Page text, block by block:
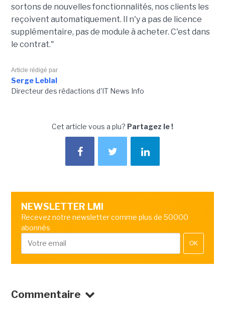
sortons de nouvelles fonctionnalités, nos clients les
reçoivent automatiquement. Il n'y a pas de licence
supplémentaire, pas de module à acheter. C'est dans
le contrat."
Article rédigé par
Serge Leblal
Directeur des rédactions d'IT News Info
Cet article vous a plu? Partagez le !
NEWSLETTER LMI
Recevez notre newsletter comme plus de 50000
abonnés
OK
Commentaire